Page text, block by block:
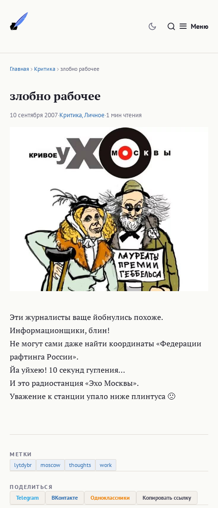
содержимому
Меню
Главная Критика злобно рабочее
злобно рабочее
10 сентября 2007·Критика,Личное·1 мин чтения
Эти журналисты ваще йобнулись похоже.
Информационщики, блин!
Не могут сами даже найти координаты «Федерации
рафтинга России».
Йа уйхею! 10 секунд гугления…
И это радиостанция «Эхо Москвы».
Уважение к станции упало ниже плинтуса 🙁
МЕТКИ
lytdybr
moscow thoughts work
ПОДЕЛИТЬСЯ
Telegram
ВКонтакте Одноклассники Копировать ссылку